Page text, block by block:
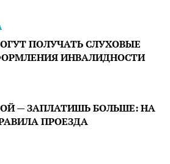
ПОЛУЧАТЬ СЛУХОВЫЕ
ИНВАЛИДНОСТИ
— ЗАПЛАТИШЬ БОЛЬШЕ: НА
ПРОЕЗДА